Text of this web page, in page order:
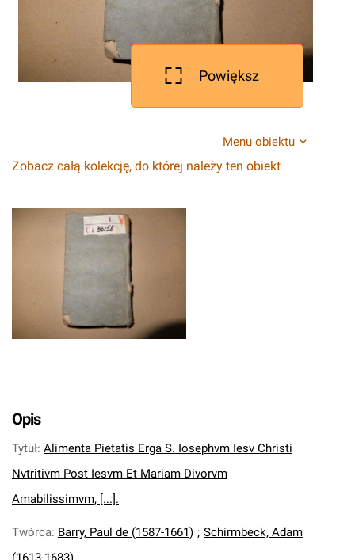
Powiększ
Menu obiektu
Zobacz całą kolekcję, do której należy ten obiekt
Opis
Tytuł: Alimenta Pietatis Erga S. Iosephvm Iesv Christi
Nvtritivm Post Iesvm Et Mariam Divorvm
Amabilissimvm, [...].
Twórca: Barry, Paul de (1587-1661) ; Schirmbeck, Adam